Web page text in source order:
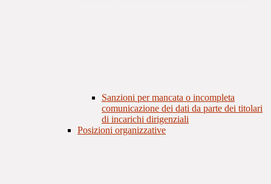
Sanzioni per mancata o incompleta
comunicazione dei dati da parte dei titolari
di incarichi dirigenziali
Posizioni organizzative